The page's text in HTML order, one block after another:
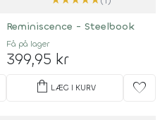
Reminiscence - Steelbook
Få på lager
399,95 kr
shopping_bag LÆG I KURV favorite